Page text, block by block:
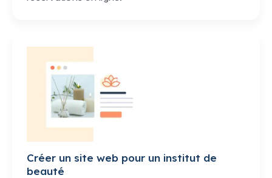
Créer un site web pour un institut de
beauté